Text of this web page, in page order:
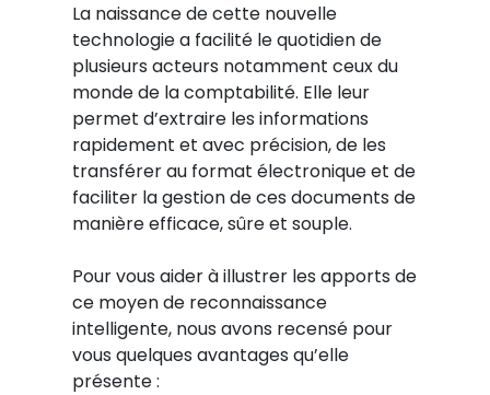
La naissance de cette nouvelle
technologie a facilité le quotidien de
plusieurs acteurs notamment ceux du
monde de la comptabilité. Elle leur
permet d’extraire les informations
rapidement et avec précision, de les
transférer au format électronique et de
faciliter la gestion de ces documents de
manière efficace, sûre et souple.
Pour vous aider à illustrer les apports de
ce moyen de reconnaissance
intelligente, nous avons recensé pour
vous quelques avantages qu’elle
présente :